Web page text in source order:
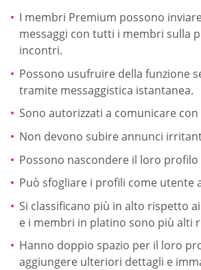
I membri Premium possono
messaggi con tutti i membri sulla
incontri.
Possono usufruire della funzione
tramite messaggistica istantanea.
Sono autorizzati a comunicare
Non devono subire annunci
Possono nascondere il loro profilo
Può sfogliare i profili come utente
Si classificano più in alto rispetto
e i membri in platino sono più alti
Hanno doppio spazio per il loro
aggiungere ulteriori dettagli e